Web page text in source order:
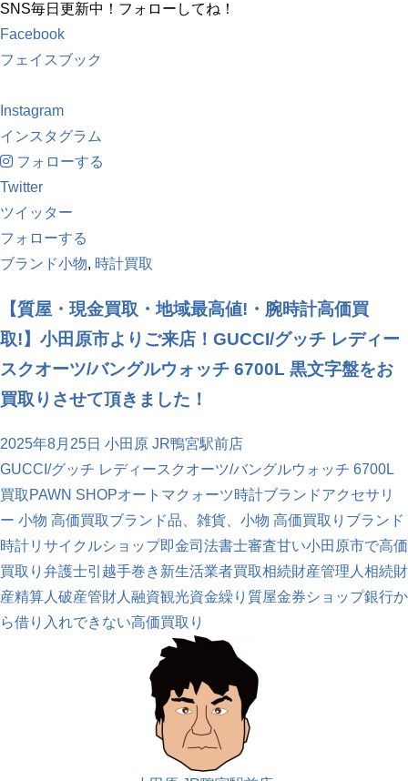
SNS毎日更新中！フォローしてね！
Facebook
フェイスブック
Instagram
インスタグラム
フォローする
Twitter
ツイッター
フォローする
ブランド小物, 時計買取
【質屋・現金買取・地域最高値!・腕時計高価買
取!】小田原市よりご来店！GUCCI/グッチ レディー
スクオーツ/バングルウォッチ 6700L 黒文字盤をお
買取りさせて頂きました！
2025年8月25日 小田原 JR鴨宮駅前店
GUCCI/グッチ レディースクオーツ/バングルウォッチ 6700L
買取 PAWN SHOPオートマクォーツ時計ブランドアクセサリ
ー 小物 高価買取ブランド品、雑貨、小物 高価買取り ブランド
時計リサイクルショップ即金司法書士審査甘い小田原市で高価
買取り 弁護士引越手巻き 新生活業者買取相続財産管理人 相続財
産精算人 破産管財人 融資観光資金繰り 質屋金券ショップ銀行か
ら借り入れできない高価買取り